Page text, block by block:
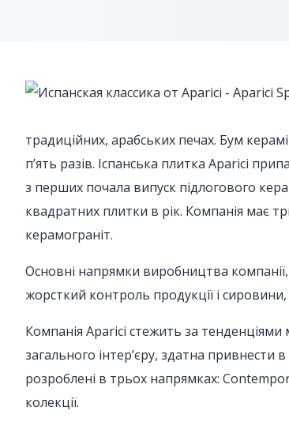
традиційних, арабських печах. Бум
п’ять разів. Іспанська плитка Aparici
з перших почала випуск підлогового
квадратних плитки в рік. Компанія має
керамограніт.
Основні напрямки виробництва
жорсткий контроль продукції і
Компанія Aparici стежить за тенденціями
загального інтер’єру, здатна привнести
розроблені в трьох напрямках:
колекції.